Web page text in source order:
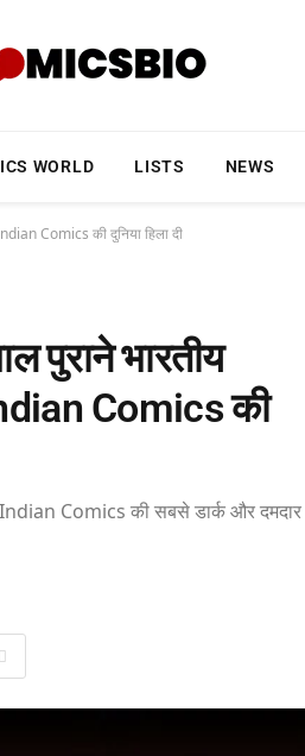
WORLD LISTS NEWS
Comics की दुनिया हिला दी
पुराने भारतीय
Comics की
Indian Comics की सबसे डार्क और दमदार